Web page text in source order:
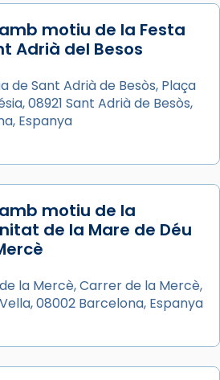
presidit la missa i l’ha
auxiliar de Barcelona,
de Barcelona
Juliana i
i màrtirs.
de sant Cugat, a
sorgeix la tradició
(“relatiu a Júlia”) i
motiu de la Festa
Adrià del Besos
de Sant Adrià de Besòs, Plaça
08921 Sant Adrià de Besòs,
Espanya
motiu de la
de la Mare de Déu
la Mercè, Carrer de la Mercè,
08002 Barcelona, Espanya